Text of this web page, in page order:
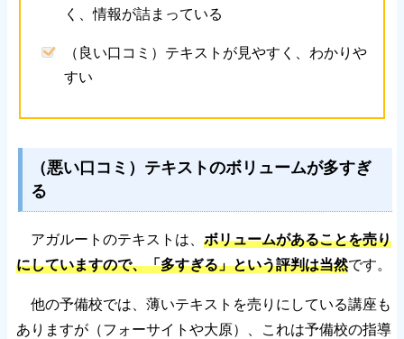
く、情報が詰まっている
（良い口コミ）テキストが見やすく、わかりや
すい
（悪い口コミ）テキストのボリュームが多すぎ
る
アガルートのテキストは、 ボリュームがあることを売り
にしていますので、「多すぎる」という評判は当然です。
他の予備校では、薄いテキストを売りにしている講座も
ありますが（フォーサイトや大原）、これは予備校の指導